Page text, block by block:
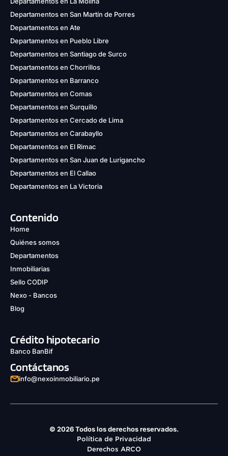
Departamentos en San Martín de Porres
Departamentos en Ate
Departamentos en Pueblo Libre
Departamentos en Santiago de Surco
Departamentos en Chorrillos
Departamentos en Barranco
Departamentos en Comas
Departamentos en Surquillo
Departamentos en Cercado de Lima
Departamentos en Carabayllo
Departamentos en El Rimac
Departamentos en San Juan de Lurigancho
Departamentos en El Callao
Departamentos en La Victoria
Contenido
Home
Quiénes somos
Departamentos
Inmobiliarias
Sello CODIP
Nexo - Bancos
Blog
Crédito hipotecario
Banco BanBif
Contáctanos
info@nexoinmobiliario.pe
© 2026 Todos los derechos reservados.
Política de Privacidad
Derechos ARCO